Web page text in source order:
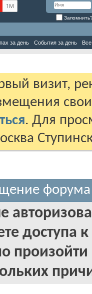
за день События за день
визит,
. Для
форума
доступа